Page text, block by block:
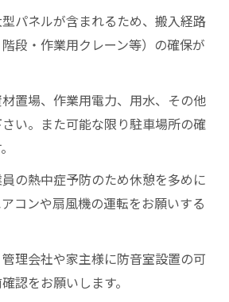
パネルが含まれるため、搬入経路
階段・作業用クレーン等）の確保が
置場、作業用電力、用水、その他
い。また可能な限り駐車場所の確
の熱中症予防のため休憩を多めに
コンや扇風機の運転をお願いする
理会社や家主様に防音室設置の可
認をお願いします。